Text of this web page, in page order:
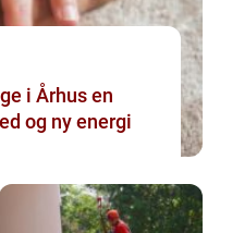
i Århus en
og ny energi